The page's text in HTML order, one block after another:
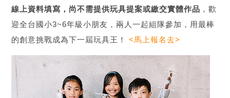
線上資料填寫，尚不需提供玩具提案或繳交實體作品 ，歡
迎全台國小3~6年級小朋友，兩人一起組隊參加，用最棒
的創意挑戰成為下一屆玩具王！<馬上報名去>